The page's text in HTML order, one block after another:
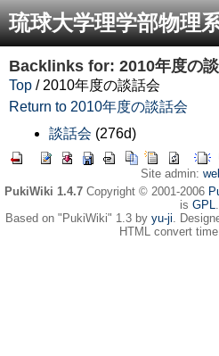
琉球大学理学部物理
Backlinks for: 2010年度の
Top / 2010年度の談話会
Return to 2010年度の談話会
談話会 (276d)
Site admin:
PukiWiki 1.4.7 Copyright © 2001-2006
is GPL.
Based on "PukiWiki" 1.3 by yu-ji.
HTML convert